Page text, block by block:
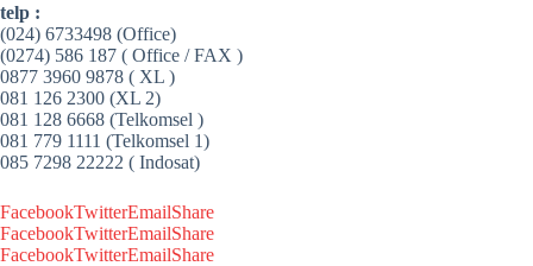
telp :
(024) 6733498 (Office)
(0274) 586 187 ( Office / FAX )
0877 3960 9878 ( XL )
081 126 2300 (XL 2)
081 128 6668 (Telkomsel )
081 779 1111 (Telkomsel 1)
085 7298 22222 ( Indosat)
FacebookTwitterEmailShare
FacebookTwitterEmailShare
FacebookTwitterEmailShare